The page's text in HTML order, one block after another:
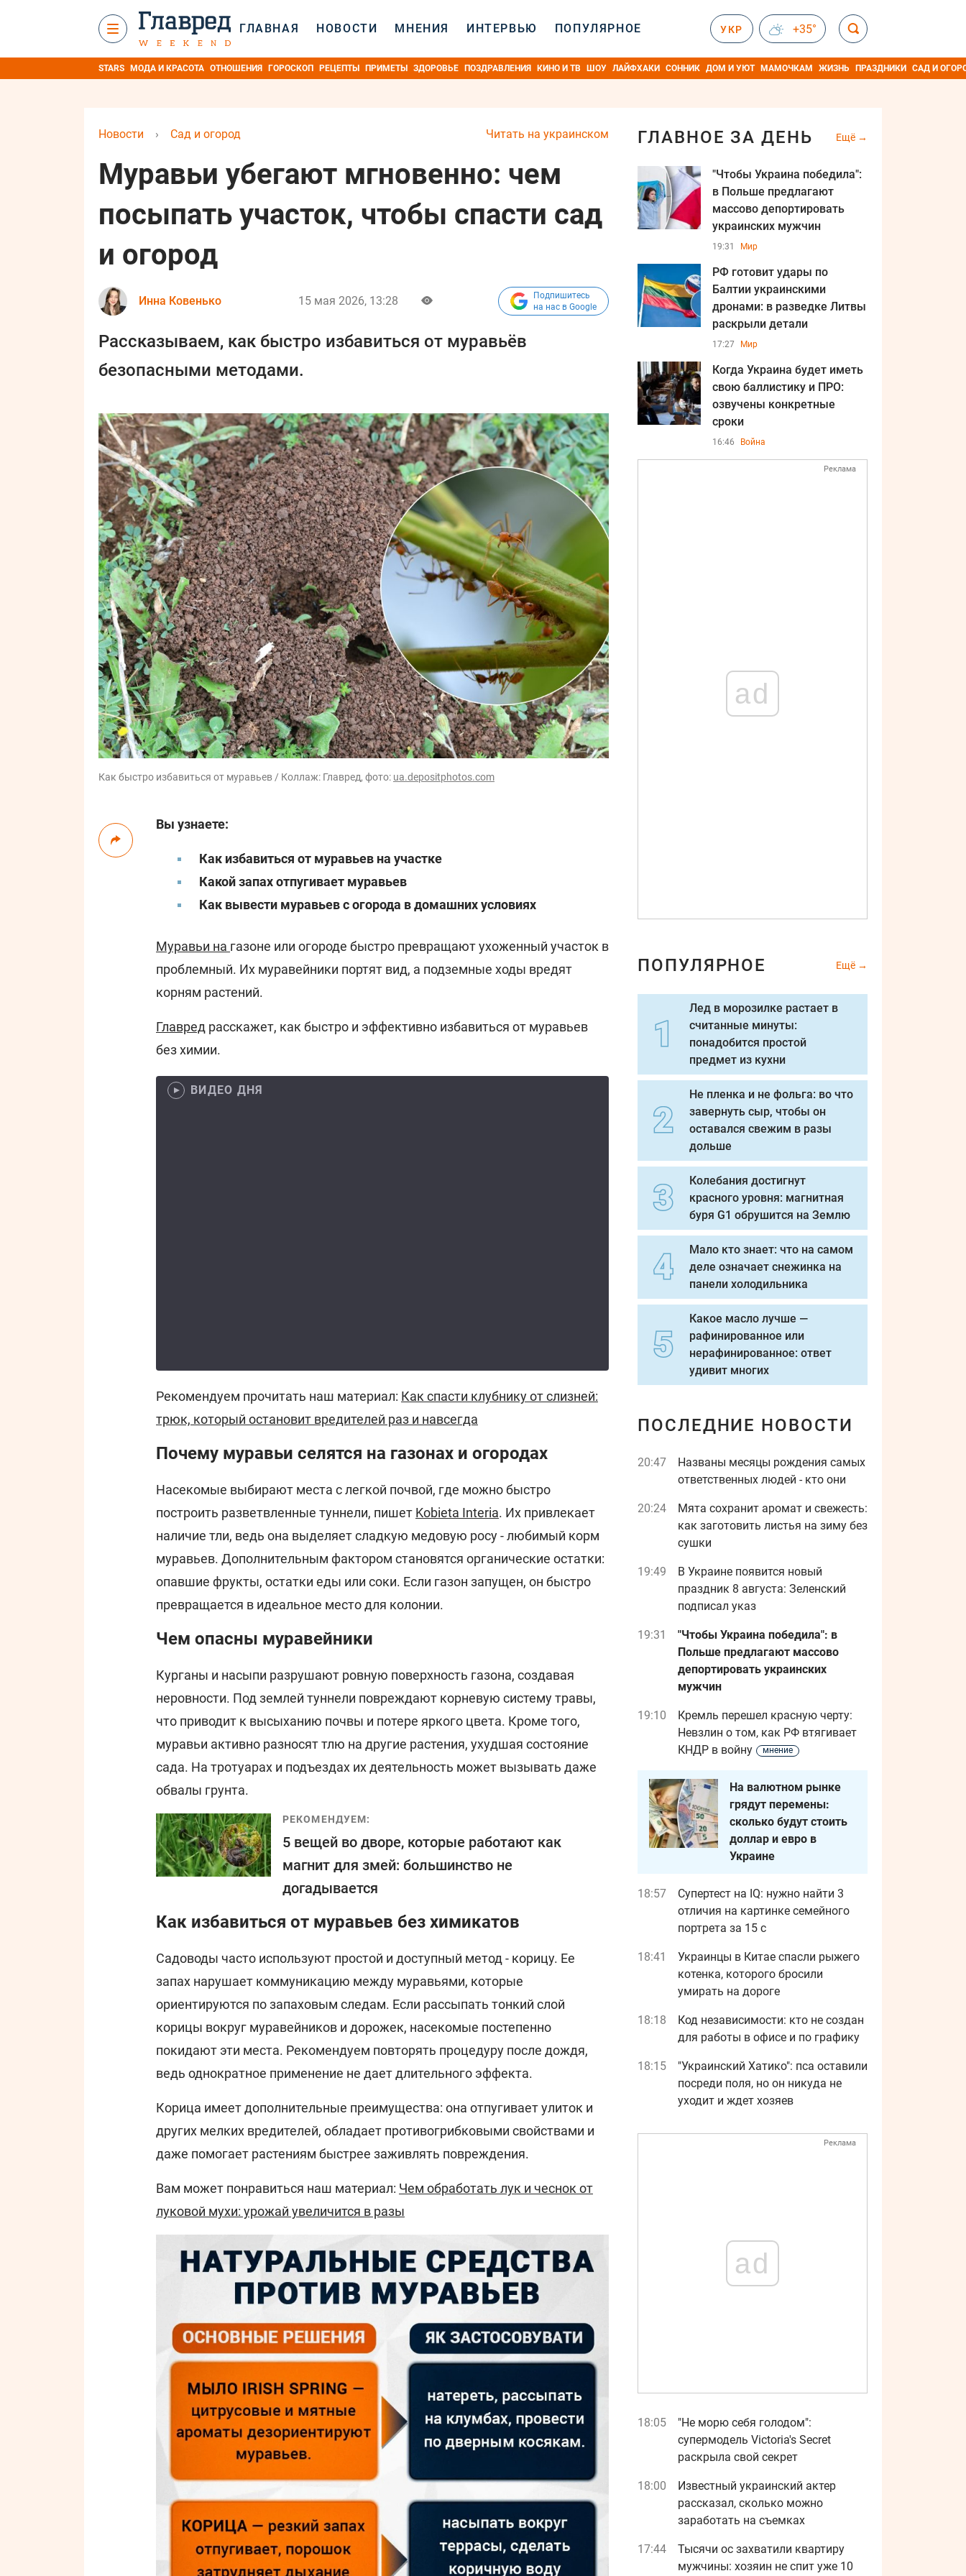
ГЛАВНАЯ НОВОСТИ МНЕНИЯ ИНТЕРВЬЮ ПОПУЛЯРНОЕ УКР +35°
STARS МОДА И КРАСОТА ОТНОШЕНИЯ ГОРОСКОП РЕЦЕПТЫ ПРИМЕТЫ ЗДОРОВЬЕ ПОЗДРАВЛЕНИЯ КИНО И ТВ ШОУ ЛАЙФХАКИ СОННИК ДОМ И УЮТ МАМОЧКАМ ЖИЗНЬ ПРАЗДНИКИ САД И
Читать на украинском
Новости › Сад и огород
Муравьи убегают мгновенно: чем
посыпать участок, чтобы спасти сад
и огород
Инна Ковенько 15 мая 2026, 13:28
Подпишитесь
на нас в Google
Рассказываем, как быстро избавиться от муравьёв
безопасными методами.
Как быстро избавиться от муравьев / Коллаж: Главред, фото: ua.depositphotos.com
Вы узнаете:
Как избавиться от муравьев на участке
Какой запах отпугивает муравьев
Как вывести муравьев с огорода в домашних условиях
Муравьи на газоне или огороде быстро превращают ухоженный участок в
проблемный. Их муравейники портят вид, а подземные ходы вредят
корням растений.
Главред расскажет, как быстро и эффективно избавиться от муравьев
без химии.
ВИДЕО ДНЯ
Рекомендуем прочитать наш материал: Как спасти клубнику от слизней:
трюк, который остановит вредителей раз и навсегда
Почему муравьи селятся на газонах и огородах
Насекомые выбирают места с легкой почвой, где можно быстро
построить разветвленные туннели, пишет Kobieta Interia. Их привлекает
наличие тли, ведь она выделяет сладкую медовую росу - любимый корм
муравьев. Дополнительным фактором становятся органические остатки:
опавшие фрукты, остатки еды или соки. Если газон запущен, он быстро
превращается в идеальное место для колонии.
Чем опасны муравейники
Курганы и насыпи разрушают ровную поверхность газона, создавая
неровности. Под землей туннели повреждают корневую систему травы,
что приводит к высыханию почвы и потере яркого цвета. Кроме того,
муравьи активно разносят тлю на другие растения, ухудшая состояние
сада. На тротуарах и подъездах их деятельность может вызывать даже
обвалы грунта.
РЕКОМЕНДУЕМ:
5 вещей во дворе, которые работают как
магнит для змей: большинство не
догадывается
Как избавиться от муравьев без химикатов
Садоводы часто используют простой и доступный метод - корицу. Ее
запах нарушает коммуникацию между муравьями, которые
ориентируются по запаховым следам. Если рассыпать тонкий слой
корицы вокруг муравейников и дорожек, насекомые постепенно
покидают эти места. Рекомендуем повторять процедуру после дождя,
ведь однократное применение не дает длительного эффекта.
Корица имеет дополнительные преимущества: она отпугивает улиток и
других мелких вредителей, обладает противогрибковыми свойствами и
даже помогает растениям быстрее заживлять повреждения.
Вам может понравиться наш материал: Чем обработать лук и чеснок от
луковой мухи: урожай увеличится в разы
ГЛАВНОЕ ЗА ДЕНЬ Ещё
"Чтобы Украина победила":
в Польше предлагают
массово депортировать
украинских мужчин
19:31 Мир
РФ готовит удары по
Балтии украинскими
дронами: в разведке Литвы
раскрыли детали
17:27 Мир
Когда Украина будет иметь
свою баллистику и ПРО:
озвучены конкретные
сроки
16:46 Война
Реклама
ad
ПОПУЛЯРНОЕ Ещё
Лед в морозилке растает в
считанные минуты:
понадобится простой
предмет из кухни
Не пленка и не фольга: во что
завернуть сыр, чтобы он
оставался свежим в разы
дольше
Колебания достигнут
красного уровня: магнитная
буря G1 обрушится на Землю
Мало кто знает: что на самом
деле означает снежинка на
панели холодильника
Какое масло лучше —
рафинированное или
нерафинированное: ответ
удивит многих
ПОСЛЕДНИЕ НОВОСТИ
20:47
Названы месяцы рождения самых
ответственных людей - кто они
20:24
Мята сохранит аромат и свежесть:
как заготовить листья на зиму без
сушки
19:49
В Украине появится новый
праздник 8 августа: Зеленский
подписал указ
19:31
"Чтобы Украина победила": в
Польше предлагают массово
депортировать украинских
мужчин
19:10
Кремль перешел красную черту:
Невзлин о том, как РФ втягивает
КНДР в войну
мнение
На валютном рынке
грядут перемены:
сколько будут стоить
доллар и евро в
Украине
18:57
Супертест на IQ: нужно найти 3
отличия на картинке семейного
портрета за 15 с
18:41
Украинцы в Китае спасли рыжего
котенка, которого бросили
умирать на дороге
18:18
Код независимости: кто не создан
для работы в офисе и по графику
18:15
"Украинский Хатико": пса оставили
посреди поля, но он никуда не
уходит и ждет хозяев
Реклама
ad
18:05
"Не морю себя голодом":
супермодель Victoria's Secret
раскрыла свой секрет
18:00
Известный украинский актер
рассказал, сколько можно
заработать на съемках
17:44
Тысячи ос захватили квартиру
мужчины: хозяин не спит уже 10